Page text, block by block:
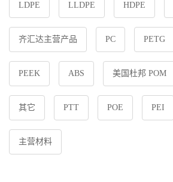
LDPE LLDPE HDPE
齐汇达主营产品 PC PETG
PEEK ABS 美国杜邦 POM
其它 PTT POE PEI
主营材料